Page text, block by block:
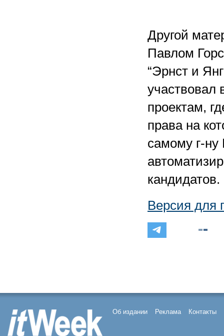
Другой
Павлом
“Эрнст и
участвовал
проектам,
права на
самому г-
кандидатов.
Версия для
Об издании Реклама Контакты